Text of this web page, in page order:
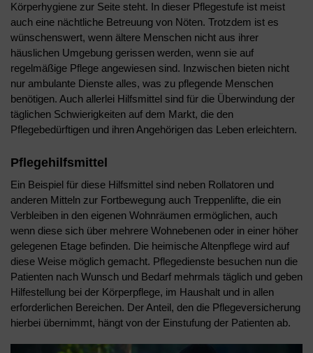
Körperhygiene zur Seite steht. In dieser Pflegestufe ist meist
auch eine nächtliche Betreuung von Nöten. Trotzdem ist es
wünschenswert, wenn ältere Menschen nicht aus ihrer
häuslichen Umgebung gerissen werden, wenn sie auf
regelmäßige Pflege angewiesen sind. Inzwischen bieten nicht
nur ambulante Dienste alles, was zu pflegende Menschen
benötigen. Auch allerlei Hilfsmittel sind für die Überwindung der
täglichen Schwierigkeiten auf dem Markt, die den
Pflegebedürftigen und ihren Angehörigen das Leben erleichtern.
Pflegehilfsmittel
Ein Beispiel für diese Hilfsmittel sind neben Rollatoren und
anderen Mitteln zur Fortbewegung auch Treppenlifte, die ein
Verbleiben in den eigenen Wohnräumen ermöglichen, auch
wenn diese sich über mehrere Wohnebenen oder in einer höher
gelegenen Etage befinden. Die heimische Altenpflege wird auf
diese Weise möglich gemacht. Pflegedienste besuchen nun die
Patienten nach Wunsch und Bedarf mehrmals täglich und geben
Hilfestellung bei der Körperpflege, im Haushalt und in allen
erforderlichen Bereichen. Der Anteil, den die Pflegeversicherung
hierbei übernimmt, hängt von der Einstufung der Patienten ab.